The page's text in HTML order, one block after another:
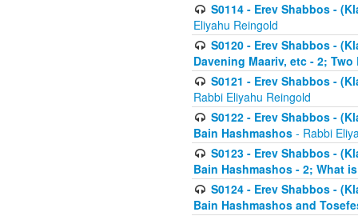
S0114 - Erev Shabbos -
Eliyahu Reingold
S0120 - Erev Shabbos -
Davening Maariv, etc - 2;
S0121 - Erev Shabbos -
Rabbi Eliyahu Reingold
S0122 - Erev Shabbos -
Bain Hashmashos - Rabbi
S0123 - Erev Shabbos -
Bain Hashmashos - 2; What
S0124 - Erev Shabbos -
Bain Hashmashos and